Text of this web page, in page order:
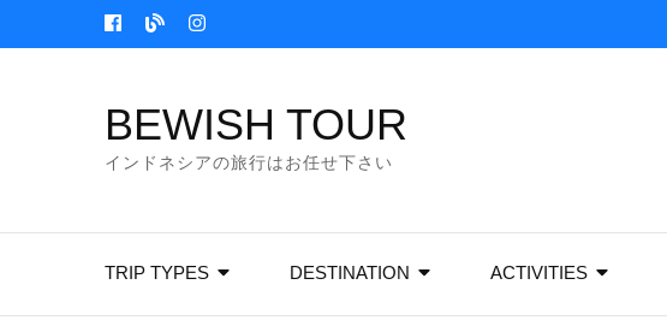
to
BEWISH TOUR
インドネシアの旅行はお任せ下さい
TRIP TYPES DESTINATION ACTIVITIES